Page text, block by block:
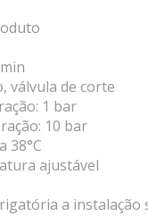
válvula de corte
1 bar
10 bar
38°C
ajustável
a